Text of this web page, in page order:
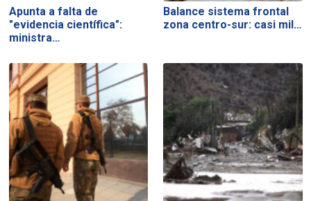
Apunta a falta de
"evidencia científica":
ministra…
Balance sistema frontal
zona centro-sur: casi mil…